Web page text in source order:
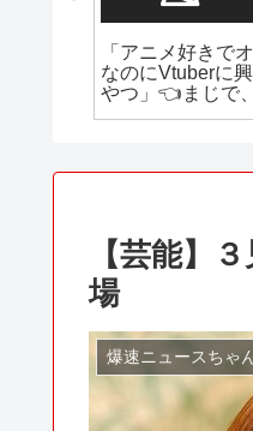
「アニメ好きで
なのにVtuberに
やつ」👈まじで
【芸能】
場
爆速ニュースちゃ